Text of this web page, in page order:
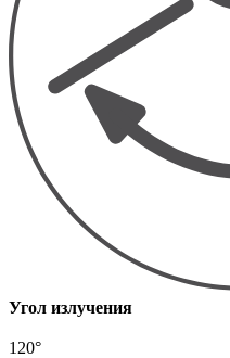
Угол излучения
120°